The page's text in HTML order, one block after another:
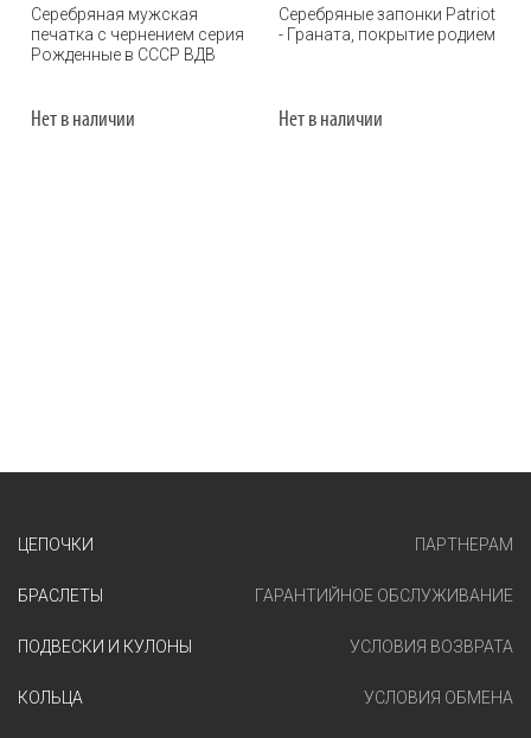
Серебряная мужская
печатка с чернением серия
Рожденные в СССР ВДВ
Нет в наличии
Серебряные запонки Patriot
- Граната, покрытие родием
Нет в наличии
ЦЕПОЧКИ
БРАСЛЕТЫ
ПОДВЕСКИ И КУЛОНЫ
КОЛЬЦА
ПАРТНЕРАМ
ГАРАНТИЙНОЕ ОБСЛУЖИВАНИЕ
УСЛОВИЯ ВОЗВРАТА
УСЛОВИЯ ОБМЕНА